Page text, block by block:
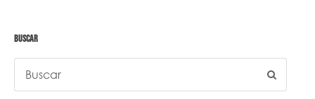
BUSCAR